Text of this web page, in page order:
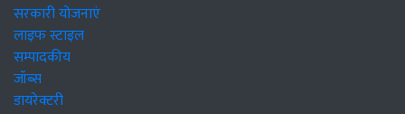
सरकारी योजनाएं
लाइफ स्टाइल
सम्पादकीय
जॉब्स
डायरेक्टरी